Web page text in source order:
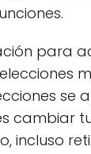
para
se
cambiar
incluso
ser